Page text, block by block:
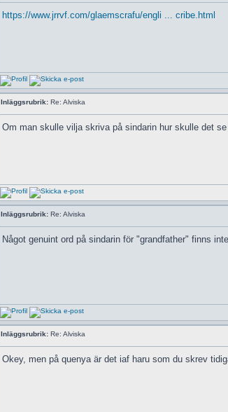
https://www.jrrvf.com/glaemscrafu/engli ... cribe.html
Inläggsrubrik: Re: Alviska
Om man skulle vilja skriva på sindarin hur skulle det
Inläggsrubrik: Re: Alviska
Något genuint ord på sindarin för "grandfather" finns
Inläggsrubrik: Re: Alviska
Okey, men på quenya är det iaf haru som du skrev